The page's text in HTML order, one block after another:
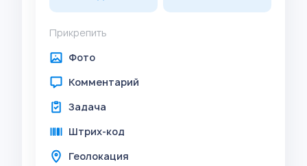
Прикрепить
Фото
Комментарий
Задача
Штрих-код
Геолокация